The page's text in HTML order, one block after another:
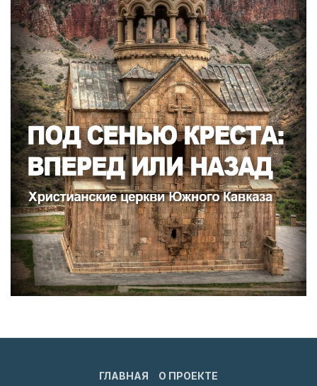
ГЛАВНАЯ О ПРОЕКТЕ